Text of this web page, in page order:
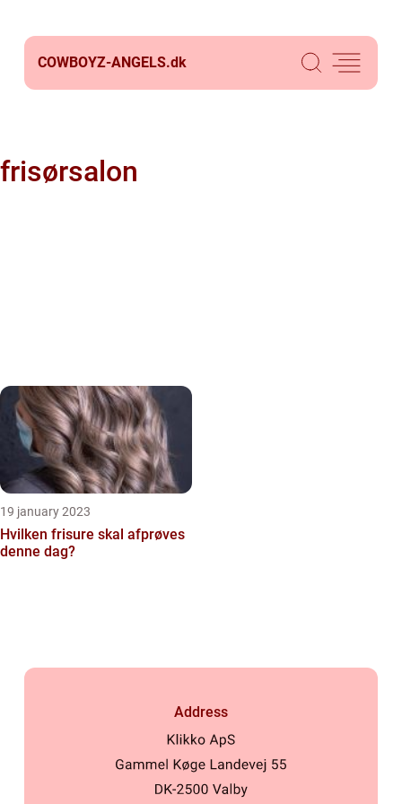
COWBOYZ-ANGELS.dk
frisørsalon
19 january 2023
Hvilken frisure skal afprøves
denne dag?
Address